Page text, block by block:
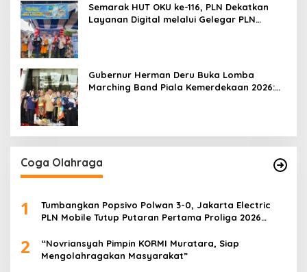
Semarak HUT OKU ke-116, PLN Dekatkan
Layanan Digital melalui Gelegar PLN
Gubernur Herman Deru Buka Lomba
Marching Band Piala Kemerdekaan 2026:
Coga Olahraga
1
Tumbangkan Popsivo Polwan 3-0, Jakarta Electric
PLN Mobile Tutup Putaran Pertama Proliga 2026
2
“Novriansyah Pimpin KORMI Muratara, Siap
Mengolahragakan Masyarakat”